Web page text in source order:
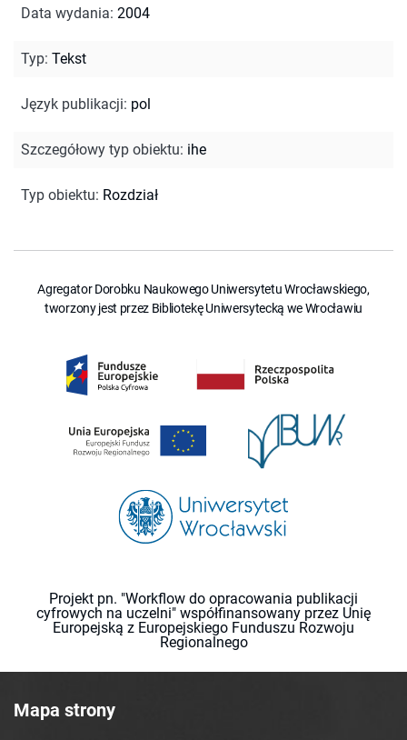
Data wydania: 2004
Typ: Tekst
Język publikacji: pol
Szczegółowy typ obiektu: ihe
Typ obiektu: Rozdział
Agregator Dorobku Naukowego Uniwersytetu Wrocławskiego,
tworzony jest przez Bibliotekę Uniwersytecką we Wrocławiu
Projekt pn. "Workflow do opracowania publikacji
cyfrowych na uczelni" współfinansowany przez Unię
Europejską z Europejskiego Funduszu Rozwoju
Regionalnego
Mapa strony